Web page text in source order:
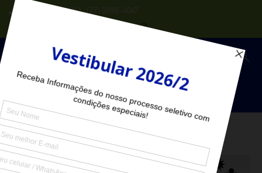
(27) 2102-6000 (27) 98118-4047
Seja Aluno